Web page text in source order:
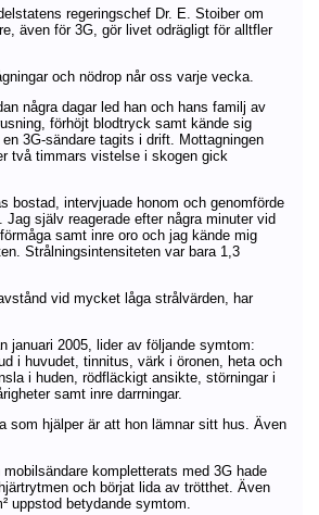
regeringschef Dr. E. Stoiber om
även för 3G, gör livet odrägligt för alltfler
och nödrop når oss varje vecka.
några dagar led han och hans familj av
förhöjt blodtryck samt kände sig
3G-sändare tagits i drift. Mottagningen
två timmars vistelse i skogen gick
bostad, intervjuade honom och genomförde
själv reagerade efter några minuter vid
samt inre oro och jag kände mig
Strålningsintensiteten var bara 1,3
vid mycket låga strålvärden, har
januari 2005, lider av följande symtom:
i huvudet, tinnitus, värk i öronen, heta och
i huden, rödfläckigt ansikte, störningar i
samt inre darrningar.
som hjälper är att hon lämnar sitt hus. Även
kompletterats med 3G hade
och börjat lida av trötthet. Även
uppstod betydande symtom.